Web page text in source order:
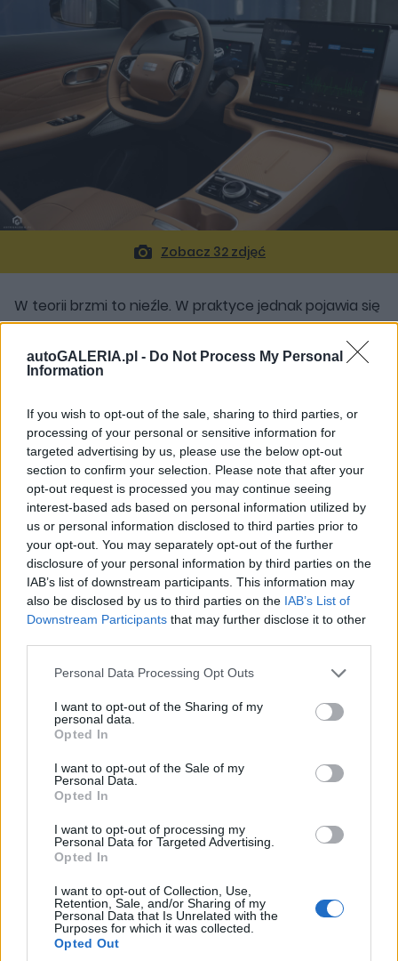
autoGALERIA.pl - Do Not Process My Personal
Information
If you wish to opt-out of the sale, sharing to third parties, or
processing of your personal or sensitive information for
targeted advertising by us, please use the below opt-out
section to confirm your selection. Please note that after your
opt-out request is processed you may continue seeing
interest-based ads based on personal information utilized by
us or personal information disclosed to third parties prior to
your opt-out. You may separately opt-out of the further
disclosure of your personal information by third parties on the
IAB’s list of downstream participants. This information may
also be disclosed by us to third parties on the IAB’s List of
Downstream Participants that may further disclose it to other
Please note that this website/app uses one or more Google
not limited to your visit or usage behaviour. You may click to
grant or deny consent to Google and its third-party tags to
use your data for below specified purposes in below Google
consent section.
Personal Data Processing Opt Outs
I want to opt-out of the Sharing of my
personal data.
Opted In
I want to opt-out of the Sale of my
Personal Data.
Opted In
I want to opt-out of processing my
Personal Data for Targeted Advertising.
Opted In
I want to opt-out of Collection, Use,
Retention, Sale, and/or Sharing of my
Personal Data that Is Unrelated with the
Purposes for which it was collected.
Opted Out
Zobacz 32 zdjęć
W teorii brzmi to nieźle. W praktyce jednak pojawia się
jedenduży problem w postaci przekładni 1DHT.
Gdy prądu brakuje, silnik spalinowy ma dużo pracy. I tu
pojawia się problem, bo przy prędkościach
km/h), obroty wchodzą na bardzo wysoki poziom.
To generuje nie tylko dużo hałasu, ale i winduje
zużycie paliwa. Realnie więc czar pryska, bo w
samochodzie robi się głośno, a wskaźnik ilości
benzyny w zbiorniku przesuwa się w lewo w
dynamicznym tempie.
Geely Starray EM-i - zużycie paliwa (rozładowany
akumulator)
przy 100 km/h: 6,2 l/100 km
przy 120 km/h:
przy 140 km/h: 10,3 l/100 km
w mieście:
Moim największym zarzutem jest właśnie wybór
przekładni z jednym przełożeniem. Konkurencja
korzysta z konstrukcji z dwoma lub trzema
przełożeniami.Tutaj tego bardzo brakuje - i ta
drobna zmiana wpłynęłaby na komfort